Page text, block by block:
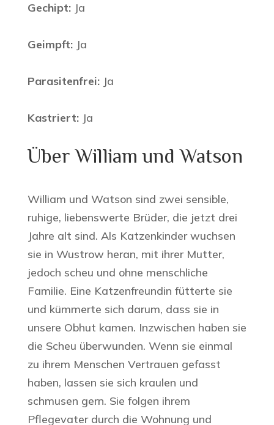
Gechipt: Ja
Geimpft: Ja
Parasitenfrei: Ja
Kastriert: Ja
Über William und Watson
William und Watson sind zwei sensible,
ruhige, liebenswerte Brüder, die jetzt drei
Jahre alt sind. Als Katzenkinder wuchsen
sie in Wustrow heran, mit ihrer Mutter,
jedoch scheu und ohne menschliche
Familie. Eine Katzenfreundin fütterte sie
und kümmerte sich darum, dass sie in
unsere Obhut kamen. Inzwischen haben sie
die Scheu überwunden. Wenn sie einmal
zu ihrem Menschen Vertrauen gefasst
haben, lassen sie sich kraulen und
schmusen gern. Sie folgen ihrem
Pflegevater durch die Wohnung und